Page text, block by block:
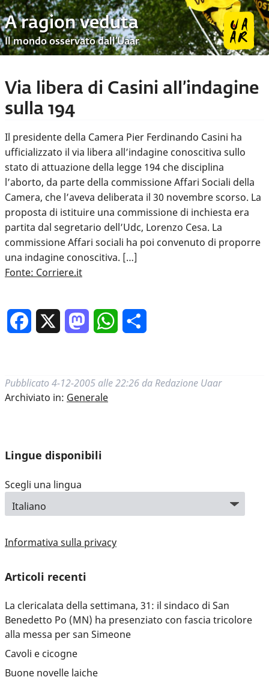
A ragion veduta
Il mondo osservato dall’Uaar
Via libera di Casini all’indagine
sulla 194
Il presidente della Camera Pier Ferdinando Casini ha
ufficializzato il via libera all’indagine conoscitiva sullo
stato di attuazione della legge 194 che disciplina
l’aborto, da parte della commissione Affari Sociali della
Camera, che l’aveva deliberata il 30 novembre scorso. La
proposta di istituire una commissione di inchiesta era
partita dal segretario dell’Udc, Lorenzo Cesa. La
commissione Affari sociali ha poi convenuto di proporre
una indagine conoscitiva. […]
Fonte: Corriere.it
Facebook MastodonWhatsApp
Pubblicato 4-12-2005 alle 22:26 da Redazione Uaar
Archiviato in: Generale
Lingue disponibili
Scegli una lingua
Informativa sulla privacy
Articoli recenti
La clericalata della settimana, 31: il sindaco di San
Benedetto Po (MN) ha presenziato con fascia tricolore
alla messa per san Simeone
Cavoli e cicogne
Buone novelle laiche